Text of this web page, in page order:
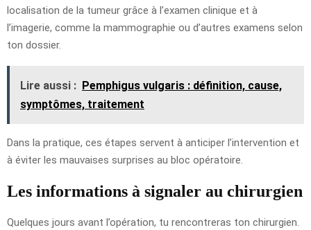
localisation de la tumeur grâce à l’examen clinique et à
l’imagerie, comme la mammographie ou d’autres examens selon
ton dossier.
Lire aussi : Pemphigus vulgaris : définition, cause,
symptômes, traitement
Dans la pratique, ces étapes servent à anticiper l’intervention et
à éviter les mauvaises surprises au bloc opératoire.
Les informations à signaler au chirurgien
Quelques jours avant l’opération, tu rencontreras ton chirurgien.